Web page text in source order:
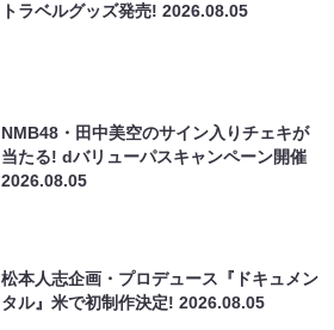
トラベルグッズ発売!2026.08.05
NMB48・田中美空のサイン入りチェキが
当たる! dバリューパスキャンペーン開催
2026.08.05
松本人志企画・プロデュース『ドキュメン
タル』米で初制作決定!2026.08.05